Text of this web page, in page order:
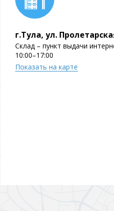
г.Тула, ул.
Склад – пункт выдачи
10:00–17:00
Показать на карте